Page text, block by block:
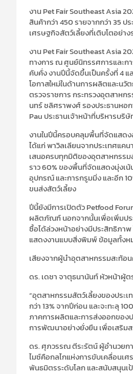
งาน Pet Fair Southeast Asia
สินค้ากว่า450รายจากกว่า35 ป
เศรษฐกิจสัตว์เลี้ยงที่เติบโตอย่า
งาน Pet Fair Southeast Asia
ทางการ ณ ศูนย์นิทรรศการและก
คับคั่ง งานปีนี้จัดขึ้นเป็นครั้งที่4แ
โอกาสใหม่ในด้านการผลิตและนวั
ตรวจราชการ กระทรวงอุตสาหก
นทร์ ชลิศราพงศ์ รองประธานหอก
Pau ประธานเจ้าหน้าที่บริหารบริษั
งานในปีนี้ครอบคลุมพื้นที่จัดแสด
ได้แก่ พาวิลเลียนจากประเทศแค
เสนอครบทุกมิติของอุตสาหกรรม
ราว60%ของพื้นที่จัดแสดงมุ่งเน้
อุปกรณ์ และการกรูมมิ่ง และอีก
ขนส่งสัตว์เลี้ยง
ปีนี้ยังมีการเปิดตัวPetfood
ผลิตภัณฑ์ นอกจากนั้นเพื่อเพิ่มปร
ซื้อได้ล่วงหน้าอย่างมีประสิทธิภา
แสดงงานแบบสิ่งพิมพ์ ข้อมูลทั้งห
เสียงจากผู้นำอุตสาหกรรมสะท้อ
ดร. เดชา จาตุธนานันท์ หัวหน้าผู้ต
“อุตสาหกรรมสัตว์เลี้ยงของประเ
กว่า13%จากปีก่อน และจะทะลุ
ภาคการผลิตและการส่งออกของป
การพัฒนาอย่างยั่งยืน เพื่อเสริม
ดร. ศุภวรรณ ตีระรัตน์ ผู้อำนวยก
ไมซ์คือกลไกแห่งการขับเคลื่อนเศ
พันธมิตรระดับโลก และสนับสนุนเ